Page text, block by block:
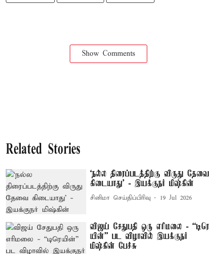
Show Comments
Related Stories
‘நல்ல திரைப்படத்திற்கு விருது தேவை
கிடையாது’ - இயக்குநர் மிஷ்கின்
சினிமா செய்திப்பிரிவு 19 Jul 2026
விஜய் சேதுபதி ஒரு எரிமலை - “டிரெ​
யின்” பட விழாவில் இயக்குநர்
மிஷ்கின் பேச்சு